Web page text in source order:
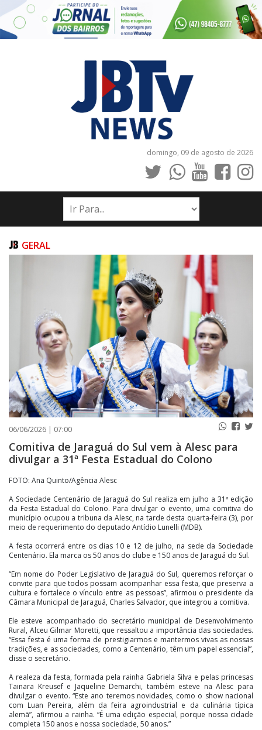
domingo, 09 de agosto de 2026
INÍCIO
NOTÍCIAS
PUBLICAÇÕES LEGAIS
CONTATO
GERAL
06/06/2026 | 07:00
Comitiva de Jaraguá do Sul vem à Alesc para
divulgar a 31ª Festa Estadual do Colono
FOTO: Ana Quinto/Agência Alesc
A Sociedade Centenário de Jaraguá do Sul realiza em julho a 31ª edição
da Festa Estadual do Colono. Para divulgar o evento, uma comitiva do
município ocupou a tribuna da Alesc, na tarde desta quarta-feira (3), por
meio de requerimento do deputado Antídio Lunelli (MDB).
A festa ocorrerá entre os dias 10 e 12 de julho, na sede da Sociedade
Centenário. Ela marca os 50 anos do clube e 150 anos de Jaraguá do Sul.
“Em nome do Poder Legislativo de Jaraguá do Sul, queremos reforçar o
convite para que todos possam acompanhar essa festa, que preserva a
cultura e fortalece o vínculo entre as pessoas”, afirmou o presidente da
Câmara Municipal de Jaraguá, Charles Salvador, que integrou a comitiva.
Ele esteve acompanhado do secretário municipal de Desenvolvimento
Rural, Alceu Gilmar Moretti, que ressaltou a importância das sociedades.
“Essa festa é uma forma de prestigiarmos e mantermos vivas as nossas
tradições, e as sociedades, como a Centenário, têm um papel essencial”,
disse o secretário.
A realeza da festa, formada pela rainha Gabriela Silva e pelas princesas
Tainara Kreusef e Jaqueline Demarchi, também esteve na Alesc para
divulgar o evento. “Este ano teremos novidades, como o show nacional
com Luan Pereira, além da feira agroindustrial e da culinária típica
alemã”, afirmou a rainha. “É uma edição especial, porque nossa cidade
completa 150 anos e nossa sociedade, 50 anos.”